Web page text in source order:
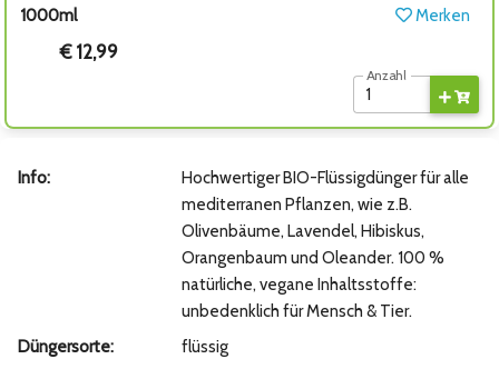
1000ml Merken
€ 12,99
Anzahl
Info:
Hochwertiger BIO-Flüssigdünger für alle
mediterranen Pflanzen, wie z.B.
Olivenbäume, Lavendel, Hibiskus,
Orangenbaum und Oleander. 100 %
natürliche, vegane Inhaltsstoffe:
unbedenklich für Mensch & Tier.
Düngersorte:
flüssig